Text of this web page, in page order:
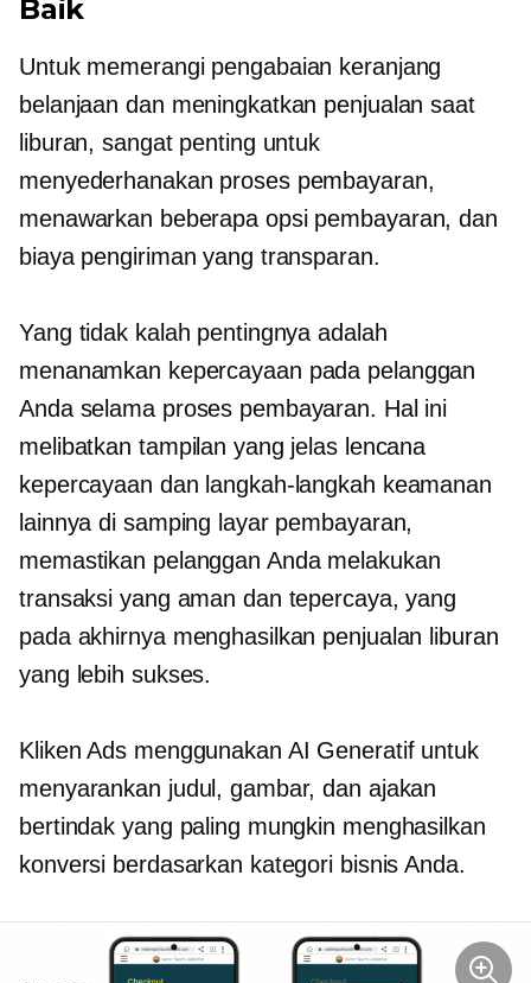
Baik
Untuk memerangi pengabaian keranjang
belanjaan dan meningkatkan penjualan saat
liburan, sangat penting untuk
menyederhanakan proses pembayaran,
menawarkan beberapa opsi pembayaran, dan
biaya pengiriman yang transparan.
Yang tidak kalah pentingnya adalah
menanamkan kepercayaan pada pelanggan
Anda selama proses pembayaran. Hal ini
melibatkan tampilan yang jelas lencana
kepercayaan dan langkah-langkah keamanan
lainnya di samping layar pembayaran,
memastikan pelanggan Anda melakukan
transaksi yang aman dan tepercaya, yang
pada akhirnya menghasilkan penjualan liburan
yang lebih sukses.
Kliken Ads menggunakan AI Generatif untuk
menyarankan judul, gambar, dan ajakan
bertindak yang paling mungkin menghasilkan
konversi berdasarkan kategori bisnis Anda.